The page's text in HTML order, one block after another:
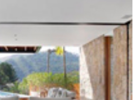
VER PROJETO